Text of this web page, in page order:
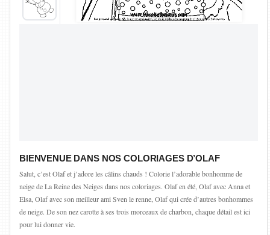
BIENVENUE DANS NOS COLORIAGES D’OLAF
Salut, c’est Olaf et j’adore les câlins chauds ! Colorie l’adorable bonhomme de
neige de La Reine des Neiges dans nos coloriages. Olaf en été, Olaf avec Anna et
Elsa, Olaf avec son meilleur ami Sven le renne, Olaf qui crée d’autres bonhommes
de neige. De son nez carotte à ses trois morceaux de charbon, chaque détail est ici
pour lui donner vie.